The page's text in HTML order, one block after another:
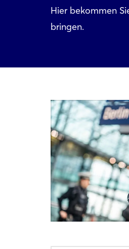
Hier bekommen
bringen.